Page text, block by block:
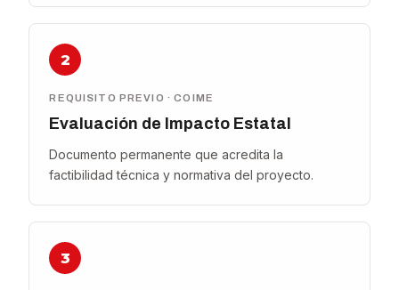
2
REQUISITO PREVIO · COIME
Evaluación de Impacto Estatal
Documento permanente que acredita la
factibilidad técnica y normativa del proyecto.
3